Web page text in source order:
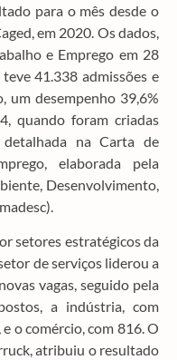
para o mês desde o
em 2020. Os dados,
e Emprego em 28
41.338 admissões e
um desempenho 39,6%
quando foram criadas
na Carta de
elaborada pela
Desenvolvimento,
setores estratégicos da
de serviços liderou a
vagas, seguido pela
a indústria, com
o comércio, com 816. O
atribuiu o resultado